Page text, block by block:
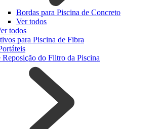
Bordas para Piscina de Concreto
Ver todos
todos
para Piscina de Fibra
Reposição do Filtro da Piscina